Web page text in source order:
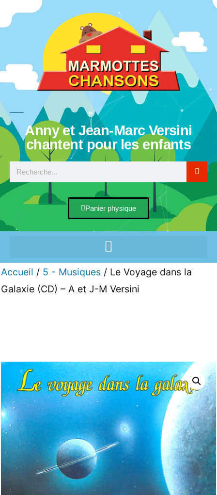
Anny et Jean-Marc Versini
chantent pour les enfants
Panier physique
Accueil / 5 - Musiques / Le Voyage dans la
Galaxie (CD) – A et J-M Versini